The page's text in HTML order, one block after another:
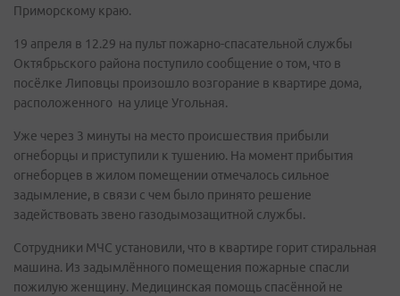
Приморскому краю.
19 апреля в 12.29 на пульт пожарно-спасательной службы
Октябрьского района поступило сообщение о том, что в
посёлке Липовцы произошло возгорание в квартире дома,
расположенного на улице Угольная.
Уже через 3 минуты на место происшествия прибыли
огнеборцы и приступили к тушению. На момент прибытия
огнеборцев в жилом помещении отмечалось сильное
задымление, в связи с чем было принято решение
задействовать звено газодымозащитной службы.
Сотрудники МЧС установили, что в квартире горит стиральная
машина. Из задымлённого помещения пожарные спасли
пожилую женщину. Медицинская помощь спасённой не